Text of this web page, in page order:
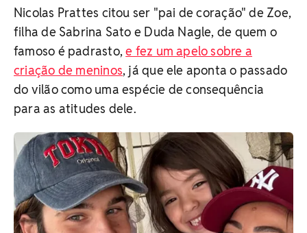
Nicolas Prattes citou ser "pai de coração" de Zoe,
filha de Sabrina Sato e Duda Nagle, de quem o
famoso é padrasto,e fez um apelo sobre a
criação de meninos, já que ele aponta o passado
do vilão como uma espécie de consequência
para as atitudes dele.